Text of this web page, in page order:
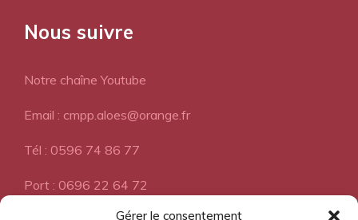
Gérer le consentement
Nous suivre
Notre chaîne Youtube
Email : cmpp.aloes@orange.fr
Tél : 0596 74 86 77
Port : 0696 22 64 72